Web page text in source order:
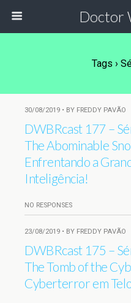
Doctor
Tags ›
30/08/2019 • BY FREDDY PAVÃO
DWBRcast 177 –
The Abominable
Enfrentando a
Inteligência!
NO RESPONSES
23/08/2019 • BY FREDDY PAVÃO
DWBRcast 175 –
The Tomb of the
Cyberterror em